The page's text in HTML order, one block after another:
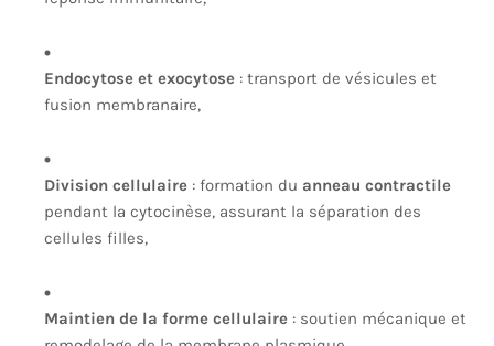
Endocytose et exocytose : transport de vésicules et
fusion membranaire,
Division cellulaire : formation du anneau contractile
pendant la cytocinèse, assurant la séparation des
cellules filles,
Maintien de la forme cellulaire : soutien mécanique et